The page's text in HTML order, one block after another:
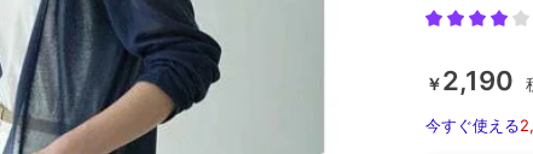
￥2,190
今すぐ使える